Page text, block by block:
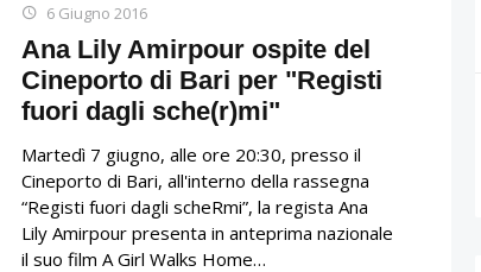
6 Giugno 2016
Ana Lily Amirpour ospite del
Cineporto di Bari per "Registi
fuori dagli sche(r)mi"
Martedì 7 giugno, alle ore 20:30, presso il
Cineporto di Bari, all'interno della rassegna
“Registi fuori dagli scheRmi”, la regista Ana
Lily Amirpour presenta in anteprima nazionale
il suo film A Girl Walks Home…